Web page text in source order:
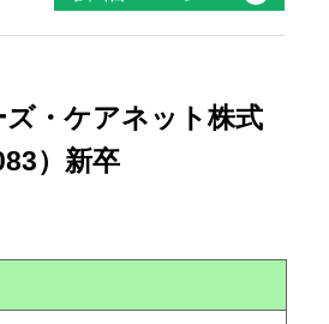
・ケアネット株式
）新卒